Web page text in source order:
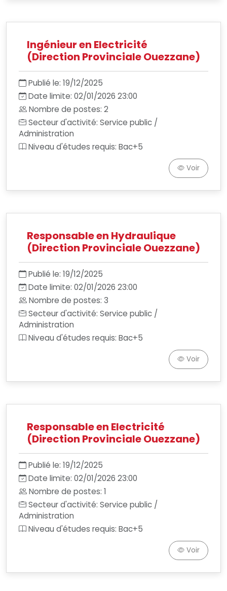
Ingénieur en Electricité
(Direction Provinciale Ouezzane)
Publié le: 19/12/2025
Date limite: 02/01/2026 23:00
Nombre de postes: 2
Secteur d'activité: Service public /
Administration
Niveau d'études requis: Bac+5
Voir
Responsable en Hydraulique
(Direction Provinciale Ouezzane)
Publié le: 19/12/2025
Date limite: 02/01/2026 23:00
Nombre de postes: 3
Secteur d'activité: Service public /
Administration
Niveau d'études requis: Bac+5
Voir
Responsable en Electricité
(Direction Provinciale Ouezzane)
Publié le: 19/12/2025
Date limite: 02/01/2026 23:00
Nombre de postes: 1
Secteur d'activité: Service public /
Administration
Niveau d'études requis: Bac+5
Voir